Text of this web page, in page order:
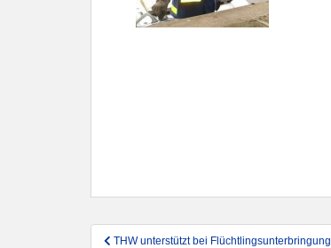
Beitragsnavigation
THW unterstützt bei Flüchtlingsunterbringung